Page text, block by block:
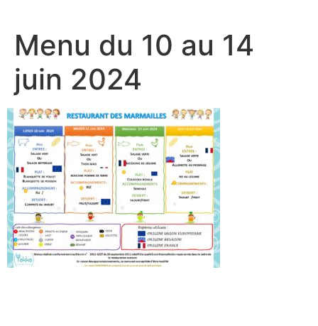
Menu du 10 au 14
juin 2024